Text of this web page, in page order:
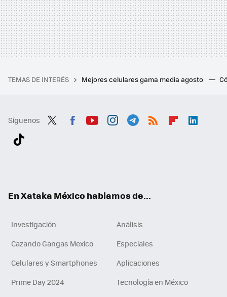
TEMAS DE INTERÉS Mejores celulares gama media agosto
Síguenos
En Xataka México hablamos de...
Investigación
Análisis
Cazando Gangas Mexico
Especiales
Celulares y Smartphones
Aplicaciones
Prime Day 2024
Tecnología en México